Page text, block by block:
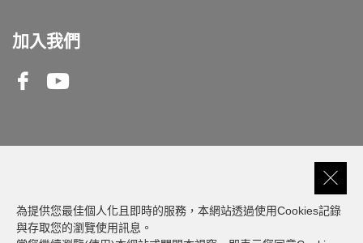
加入我們
客服專線0809-000-550
為提供您最佳個人化且即時的服務，本網站透過使用Cookies記錄
與存取您的瀏覽使用訊息。